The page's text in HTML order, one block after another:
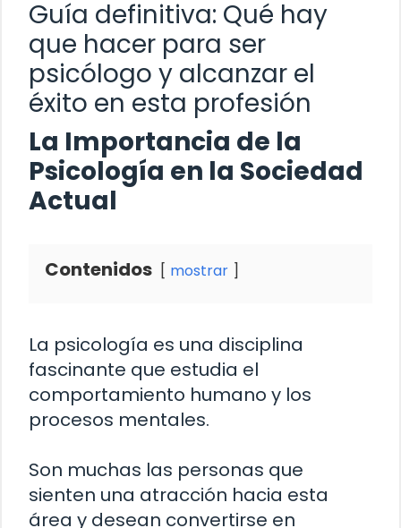
Guía definitiva: Qué hay
que hacer para ser
psicólogo y alcanzar el
éxito en esta profesión
La Importancia de la
Psicología en la Sociedad
Actual
Contenidos mostrar
La psicología es una disciplina
fascinante que estudia el
comportamiento humano y los
procesos mentales.
Son muchas las personas que
sienten una atracción hacia esta
área y desean convertirse en